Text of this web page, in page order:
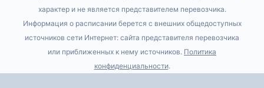
характер и не является представителем перевозчика.
Информация о расписании берется с внешних общедоступных
источников сети Интернет: сайта представителя перевозчика
или приближенных к нему источников. Политика
конфиденциальности.